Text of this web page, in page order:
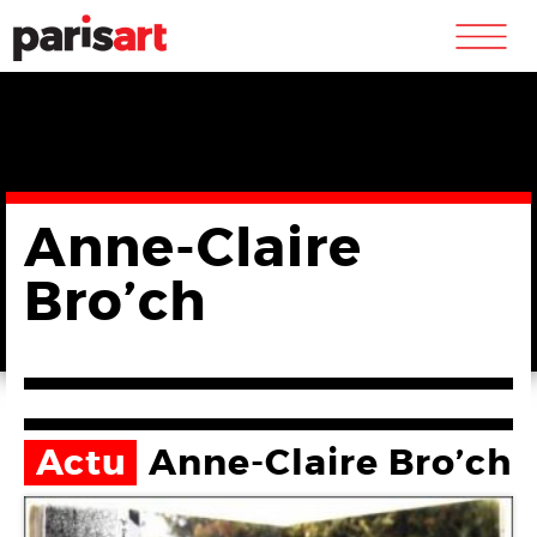
m
Anne-Claire
Bro’ch
Actu Anne-Claire Bro’ch